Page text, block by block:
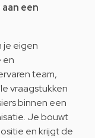
een
je eigen
en
team,
vraagstukken
binnen een
Je bouwt
en krijgt de